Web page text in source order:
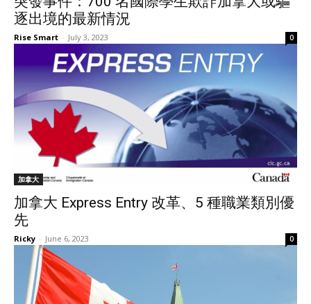
逐出境的最新情況
Rise Smart - July 3, 2023 0
加拿大
加拿大 Express Entry 改革、5 種職業類別優
先
Ricky - June 6, 2023 0